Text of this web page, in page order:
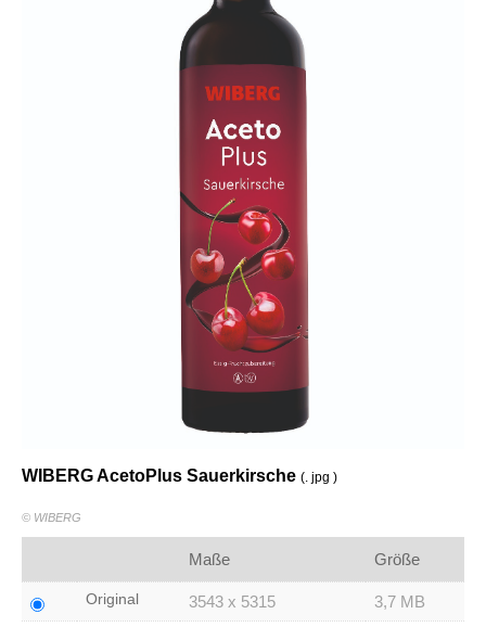
WIBERG AcetoPlus Sauerkirsche (. jpg )
© WIBERG
Maße Größe
Original 3543 x 5315 3,7 MB